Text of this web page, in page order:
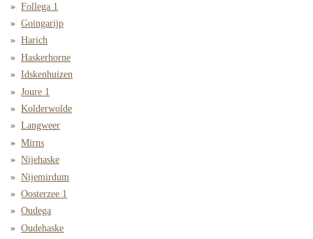
Follega 1
Goingarijp
Harich
Haskerhorne
Idskenhuizen
Joure 1
Kolderwolde
Langweer
Mirns
Nijehaske
Nijemirdum
Oosterzee 1
Oudega
Oudehaske